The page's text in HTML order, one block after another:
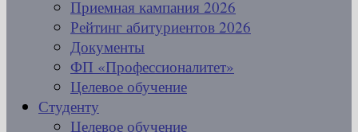
Приемная кампания 2026
Рейтинг абитуриентов 2026
Документы
ФП «Профессионалитет»
Целевое обучение
Студенту
Целевое обучение